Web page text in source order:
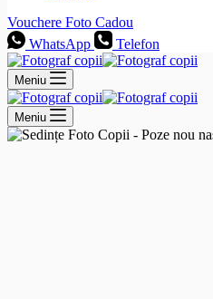
Vouchere Foto Cadou
WhatsApp
Telefon
Meniu
Meniu